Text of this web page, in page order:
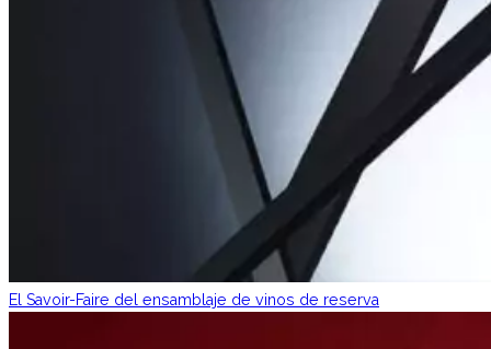
El Savoir-Faire del ensamblaje de vinos de reserva